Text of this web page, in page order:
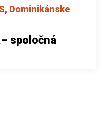
Dominikánske
spoločná